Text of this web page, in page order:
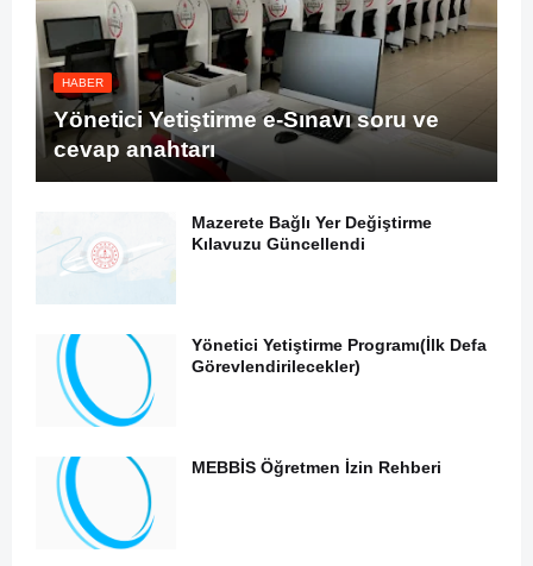
HABER
Yönetici Yetiştirme e-Sınavı soru ve
cevap anahtarı
Mazerete Bağlı Yer Değiştirme
Kılavuzu Güncellendi
Yönetici Yetiştirme Programı(İlk Defa
Görevlendirilecekler)
MEBBİS Öğretmen İzin Rehberi